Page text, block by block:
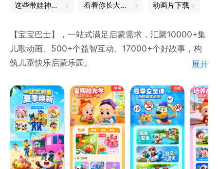
这些带娃神器，你用过了吗 看着你长大，辛苦也是一种幸福 动画片下载
【宝宝巴士】，一站式满足启蒙需求，汇聚10000+集
儿歌动画、500+个益智互动、17000+个好故事，构
筑儿童快乐启蒙乐园。
【宝宝巴士直通车】
第一站：
到达动画乐园，随心点播
亲子动画：全新IP依娜和恰恰上线！他们将引领宝宝学
习新知识，开启一段充满欢笑的启蒙旅程。
百科科普：用动画视频生动演绎天气变化、动植物生
展开